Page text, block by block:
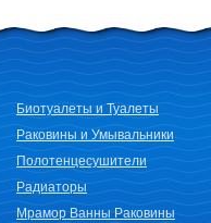
Биотуалеты и Туалеты
Раковины и Умывальники
Полотенцесушители
Радиаторы
Мрамор Ванны Раковины